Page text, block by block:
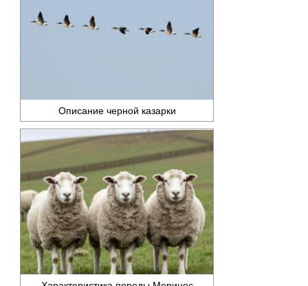
Описание черной казарки